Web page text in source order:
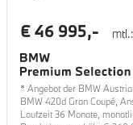
€ 46 995,-
* Angebot der BMW
BMW 420d Gran Coupé,
Laufzeit36 Monate,